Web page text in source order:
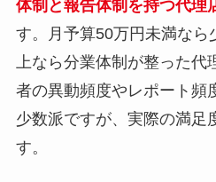
体制と報告体制を持つ代理
す。月予算50万円未満なら
上なら分業体制が整った
者の異動頻度やレポート頻
少数派ですが、実際の満足
す。